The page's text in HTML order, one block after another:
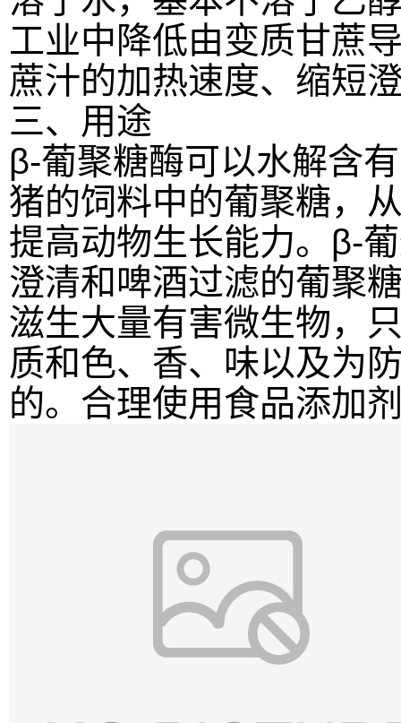
工业中降低由变质甘蔗
蔗汁的加热速度、缩短
三、用途
β-葡聚糖酶可以水解含
猪的饲料中的葡聚糖，
提高动物生长能力。 β-
澄清和啤酒过滤的葡聚
滋生大量有害微生物，
质和色、香、味以及为
的。合理使用食品添加